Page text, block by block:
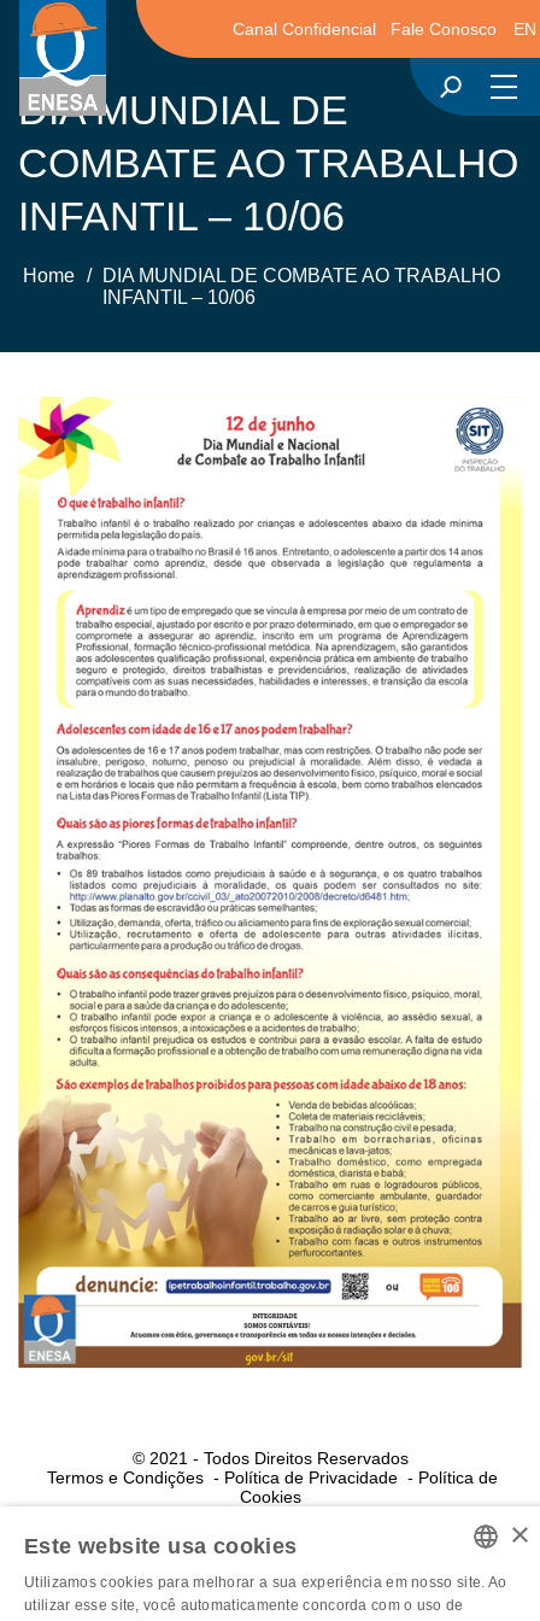
Canal Confidencial Fale Conosco EN
DIA MUNDIAL DE
COMBATE AO TRABALHO
INFANTIL – 10/06
Home /
DIA MUNDIAL DE COMBATE AO TRABALHO
INFANTIL – 10/06
© 2021 - Todos Direitos Reservados
Termos e Condições
Política de Privacidade
Política de
Cookies
Powered by MZ
PORTUGUESE
×
Este website usa cookies
Utilizamos cookies para melhorar a sua experiência em nosso site. Ao
utilizar esse site, você automaticamente concorda com o uso de